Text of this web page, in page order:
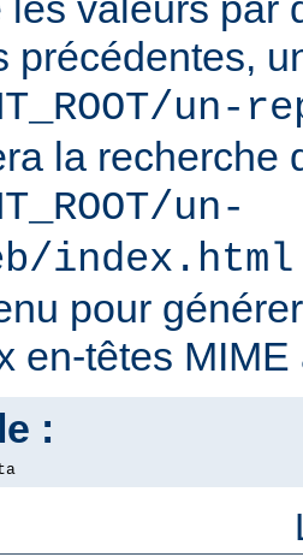
précédentes,
la recherche
un-
pour
en-têtes
: